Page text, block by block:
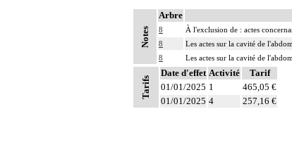
Notes
Arbre
8
À l'exclusion de : actes
8
Les actes sur la cavité de
8
Les actes sur la cavité de
Tarifs
Date d'effet Activité
Tarif
01/01/2025 1
465,05 €
01/01/2025 4 257,16 €